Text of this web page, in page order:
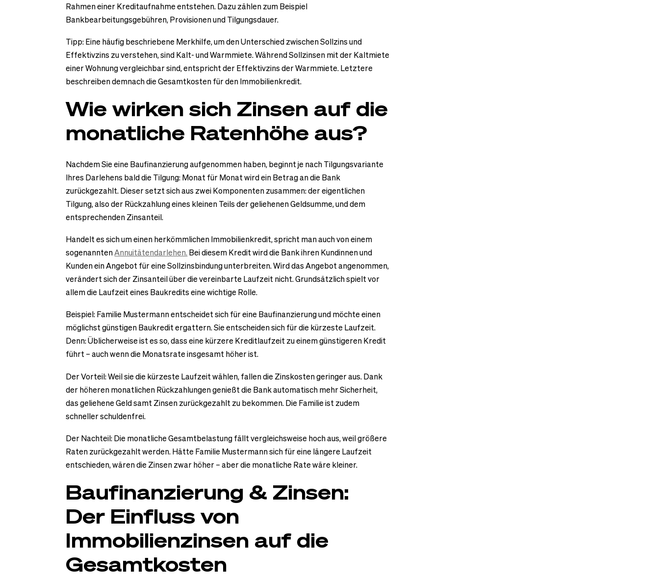
Rahmen einer Kreditaufnahme entstehen. Dazu zählen zum Beispiel
Bankbearbeitungsgebühren, Provisionen und Tilgungsdauer.
Tipp: Eine häufig beschriebene Merkhilfe, um den Unterschied zwischen Sollzins und
Effektivzins zu verstehen, sind Kalt- und Warmmiete. Während Sollzinsen mit der Kaltmiete
einer Wohnung vergleichbar sind, entspricht der Effektivzins der Warmmiete. Letztere
beschreiben demnach die Gesamtkosten für den Immobilienkredit.
Wie wirken sich Zinsen auf die
monatliche Ratenhöhe aus?
Nachdem Sie eine Baufinanzierung aufgenommen haben, beginnt je nach Tilgungsvariante
Ihres Darlehens bald die Tilgung: Monat für Monat wird ein Betrag an die Bank
zurückgezahlt. Dieser setzt sich aus zwei Komponenten zusammen: der eigentlichen
Tilgung, also der Rückzahlung eines kleinen Teils der geliehenen Geldsumme, und dem
entsprechenden Zinsanteil.
Handelt es sich um einen herkömmlichen Immobilienkredit, spricht man auch von einem
sogenanntenAnnuitätendarlehen. Bei diesem Kredit wird die Bank ihren Kundinnen und
Kunden ein Angebot für eine Sollzinsbindung unterbreiten. Wird das Angebot angenommen,
verändert sich der Zinsanteil über die vereinbarte Laufzeit nicht. Grundsätzlich spielt vor
allem die Laufzeit eines Baukredits eine wichtige Rolle.
Beispiel: Familie Mustermann entscheidet sich für eine Baufinanzierung und möchte einen
möglichst günstigen Baukredit ergattern. Sie entscheiden sich für die kürzeste Laufzeit.
Denn: Üblicherweise ist es so, dass eine kürzere Kreditlaufzeit zu einem günstigeren Kredit
führt – auch wenn die Monatsrate insgesamt höher ist.
Der Vorteil: Weil sie die kürzeste Laufzeit wählen, fallen die Zinskosten geringer aus. Dank
der höheren monatlichen Rückzahlungen genießt die Bank automatisch mehr Sicherheit,
das geliehene Geld samt Zinsen zurückgezahlt zu bekommen. Die Familie ist zudem
schneller schuldenfrei.
Der Nachteil: Die monatliche Gesamtbelastung fällt vergleichsweise hoch aus, weil größere
Raten zurückgezahlt werden. Hätte Familie Mustermann sich für eine längere Laufzeit
entschieden, wären die Zinsen zwar höher – aber die monatliche Rate wäre kleiner.
Baufinanzierung & Zinsen:
Der Einfluss von
Immobilienzinsen auf die
Gesamtkosten